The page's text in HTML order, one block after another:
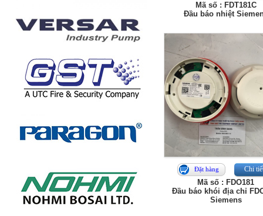
Mã số : FDT181C
Đầu báo nhiệt
Đặt hàng Chi
Mã số : FDO181
Đầu báo khói địa chỉ
Siemens